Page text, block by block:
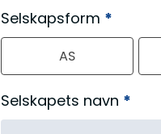
e
r
Selskapsform *
AS
Selskapets navn *